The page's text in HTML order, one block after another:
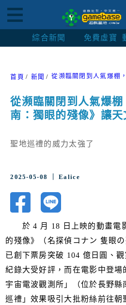
綜合新聞 免費虛寶
首頁 新聞
從瀕臨關閉到人氣爆
南：獨眼的殘像》讓
聖地巡禮的威力太強了
2025-05-08 ｜ Ealice
於 4 月 18 日上映的動畫電
的殘像》（名探偵コナン 隻眼
已創下票房突破 104 億日圓、
紀錄大受好評，而在電影中登場
宇宙電波觀測所」（位於長野縣
巡禮」效果吸引大批粉絲前往朝